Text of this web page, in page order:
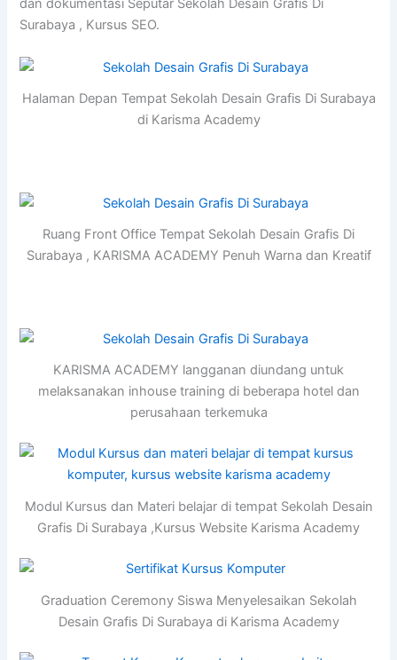
dan dokumentasi Seputar Sekolah Desain Grafis Di
Surabaya , Kursus SEO.
Halaman Depan Tempat Sekolah Desain Grafis Di Surabaya
di Karisma Academy
Ruang Front Office Tempat Sekolah Desain Grafis Di
Surabaya , KARISMA ACADEMY Penuh Warna dan Kreatif
KARISMA ACADEMY langganan diundang untuk
melaksanakan inhouse training di beberapa hotel dan
perusahaan terkemuka
Modul Kursus dan Materi belajar di tempat Sekolah Desain
Grafis Di Surabaya ,Kursus Website Karisma Academy
Graduation Ceremony Siswa Menyelesaikan Sekolah
Desain Grafis Di Surabaya di Karisma Academy